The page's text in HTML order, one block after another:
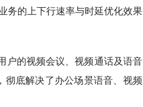
务的上下行速率与时延优化效果
户的视频会议、视频通话及语音
彻底解决了办公场景语音、视频